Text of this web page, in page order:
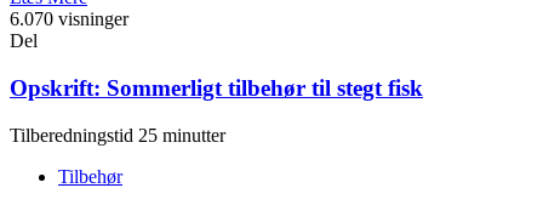
6.070 visninger
Del
Opskrift: Sommerligt tilbehør til stegt fisk
Tilberedningstid 25 minutter
Tilbehør